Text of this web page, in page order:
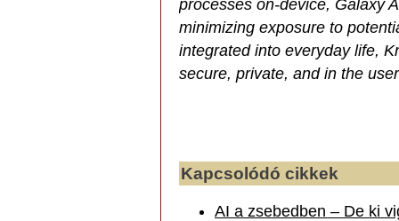
processes on-device, Galaxy
minimizing exposure to
integrated into everyday life,
secure, private, and in the
Kapcsolódó cikkek
AI a zsebedben – De ki